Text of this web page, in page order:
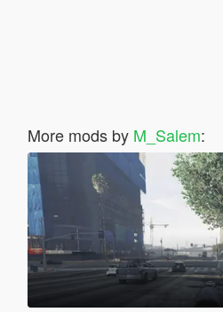
More mods by M_Salem: